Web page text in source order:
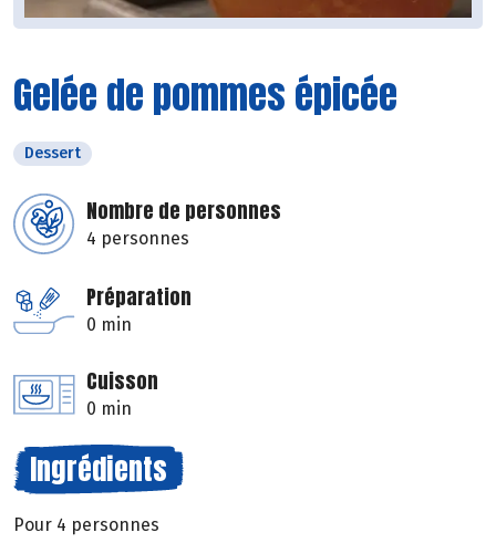
Gelée de pommes épicée
Dessert
Nombre de personnes
4 personnes
Préparation
0 min
Cuisson
0 min
Ingrédients
Pour 4 personnes